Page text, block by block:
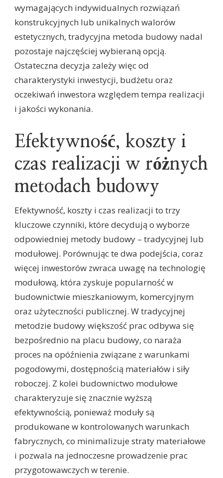
wymagających indywidualnych rozwiązań
konstrukcyjnych lub unikalnych walorów
estetycznych, tradycyjna metoda budowy nadal
pozostaje najczęściej wybieraną opcją.
Ostateczna decyzja zależy więc od
charakterystyki inwestycji, budżetu oraz
oczekiwań inwestora względem tempa realizacji
i jakości wykonania.
Efektywność, koszty i
czas realizacji w różnych
metodach budowy
Efektywność, koszty i czas realizacji to trzy
kluczowe czynniki, które decydują o wyborze
odpowiedniej metody budowy – tradycyjnej lub
modułowej. Porównując te dwa podejścia, coraz
więcej inwestorów zwraca uwagę na technologię
modułową, która zyskuje popularność w
budownictwie mieszkaniowym, komercyjnym
oraz użyteczności publicznej. W tradycyjnej
metodzie budowy większość prac odbywa się
bezpośrednio na placu budowy, co naraża
proces na opóźnienia związane z warunkami
pogodowymi, dostępnością materiałów i siły
roboczej. Z kolei budownictwo modułowe
charakteryzuje się znacznie wyższą
efektywnością, ponieważ moduły są
produkowane w kontrolowanych warunkach
fabrycznych, co minimalizuje straty materiałowe
i pozwala na jednoczesne prowadzenie prac
przygotowawczych w terenie.